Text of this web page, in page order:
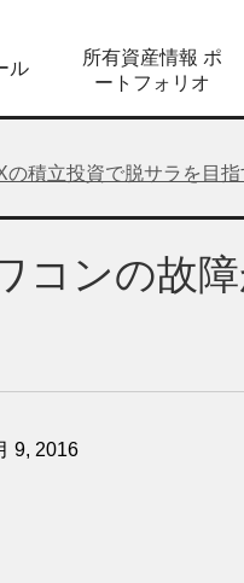
ル
所有資産情報 ポ
ートフォリオ
積立投資で脱サラを目
コンの故
9, 2016